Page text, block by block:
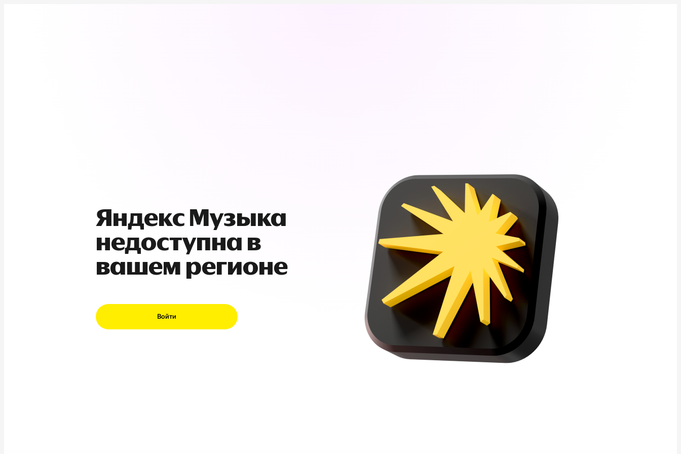
Яндекс Музыка
недоступна в
вашем регионе
Войти